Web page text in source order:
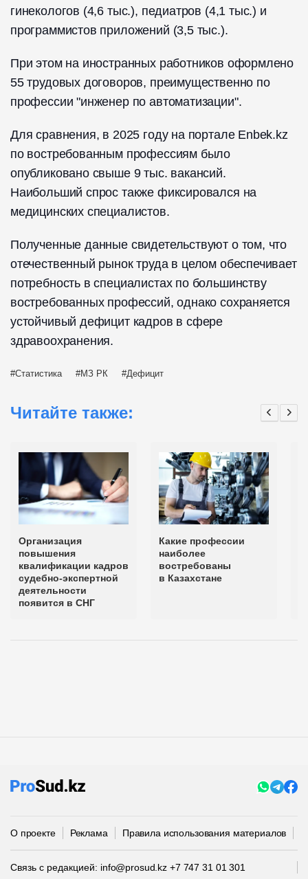
гинекологов (4,6 тыс.), педиатров (4,1 тыс.) и
программистов приложений (3,5 тыс.).
При этом на иностранных работников оформлено
55 трудовых договоров, преимущественно по
профессии "инженер по автоматизации".
Для сравнения, в 2025 году на портале Enbek.kz
по востребованным профессиям было
опубликовано свыше 9 тыс. вакансий.
Наибольший спрос также фиксировался на
медицинских специалистов.
Полученные данные свидетельствуют о том, что
отечественный рынок труда в целом обеспечивает
потребность в специалистах по большинству
востребованных профессий, однако сохраняется
устойчивый дефицит кадров в сфере
здравоохранения.
Статистика МЗ РК Дефицит
Читайте также:
Организация
повышения
квалификации кадров
судебно-экспертной
деятельности
появится в СНГ
Какие профессии
наиболее
востребованы
в Казахстане
О проекте Реклама Правила использования материалов
Связь с редакцией: info@prosud.kz +7 747 31 01 301